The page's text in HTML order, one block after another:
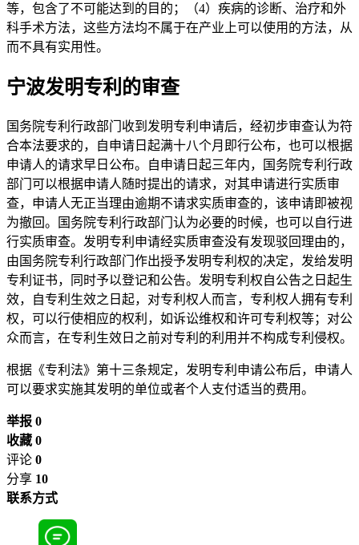
等，包含了不可能达到的目的；（4）疾病的诊断、治疗和外
科手术方法，这些方法均不属于在产业上可以使用的方法，从
而不具有实用性。
宁波发明专利的审查
国务院专利行政部门收到发明专利申请后，经初步审查认为符
合本法要求的，自申请日起满十八个月即行公布，也可以根据
申请人的请求早日公布。自申请日起三年内，国务院专利行政
部门可以根据申请人随时提出的请求，对其申请进行实质审
查，申请人无正当理由逾期不请求实质审查的，该申请即被视
为撤回。国务院专利行政部门认为必要的时候，也可以自行进
行实质审查。发明专利申请经实质审查没有发现驳回理由的，
由国务院专利行政部门作出授予发明专利权的决定，发给发明
专利证书，同时予以登记和公告。发明专利权自公告之日起生
效，自专利生效之日起，对专利权人而言，专利权人拥有专利
权，可以行使相应的权利，如诉讼维权和许可专利权等；对公
众而言，在专利生效日之前对专利的利用并不构成专利侵权。
根据《专利法》第十三条规定，发明专利申请公布后，申请人
可以要求实施其发明的单位或者个人支付适当的费用。
举报 0
收藏 0
评论 0
分享 10
联系方式